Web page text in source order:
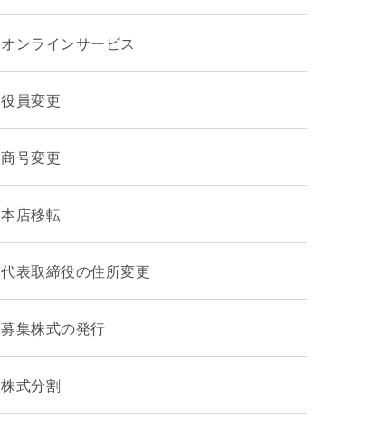
オンラインサービス
役員変更
商号変更
本店移転
代表取締役の住所変更
募集株式の発行
株式分割